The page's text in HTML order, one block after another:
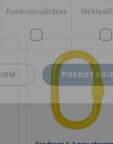
Funkcionalitātes
PIEKRIST